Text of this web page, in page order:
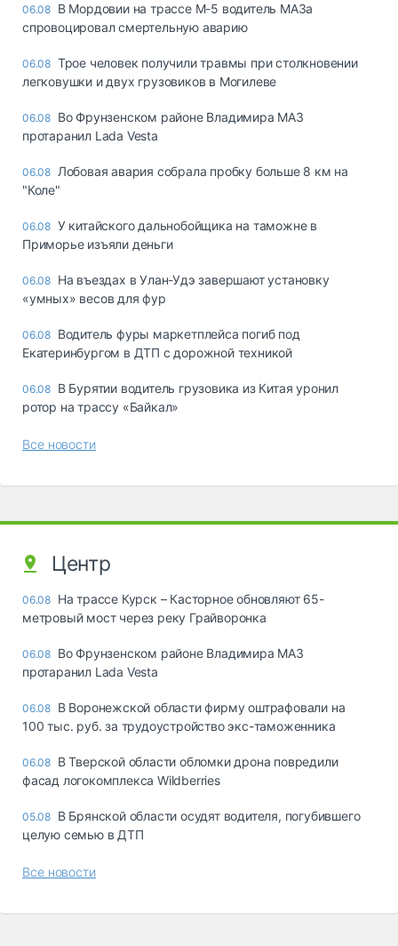
06.08 В Мордовии на трассе М-5 водитель МАЗа
спровоцировал смертельную аварию
06.08 Трое человек получили травмы при столкновении
легковушки и двух грузовиков в Могилеве
06.08 Во Фрунзенском районе Владимира МАЗ
протаранил Lada Vesta
06.08 Лобовая авария собрала пробку больше 8 км на
"Коле"
06.08 У китайского дальнобойщика на таможне в
Приморье изъяли деньги
06.08 Ha въeздax в Улaн-Удэ зaвepшaют ycтaнoвкy
«yмныx» вecoв для фyp
06.08 Водитель фуры маркетплейса погиб под
Екатеринбургом в ДТП с дорожной техникой
06.08 В Бурятии водитель грузовика из Китая уронил
ротор на трассу «Байкал»
Все новости
Центр
06.08 На трассе Курск – Касторное обновляют 65-
метровый мост через реку Грайворонка
06.08 Во Фрунзенском районе Владимира МАЗ
протаранил Lada Vesta
06.08 В Воронежской области фирму оштрафовали на
100 тыс. руб. за трудоустройство экс-таможенника
06.08 В Тверской области обломки дрона повредили
фасад логокомплекса Wildberries
05.08 В Брянской области осудят водителя, погубившего
целую семью в ДТП
Все новости